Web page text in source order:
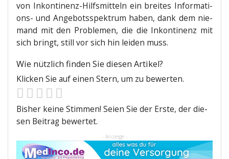
von Inkon­ti­nenz-Hilfs­mit­teln ein brei­tes Infor­ma­ti­
ons- und Ange­bots­spek­trum haben, dank dem nie­
mand mit den Pro­ble­men, die die Inkon­ti­nenz mit
sich bringt, still vor sich hin lei­den muss.
Wie nütz­lich fin­den Sie die­sen Artikel?
Kli­cken Sie auf einen Stern, um zu bewerten.
Bis­her kei­ne Stim­men! Sei­en Sie der Ers­te, der die­
sen Bei­trag bewertet.
- Anzeige -